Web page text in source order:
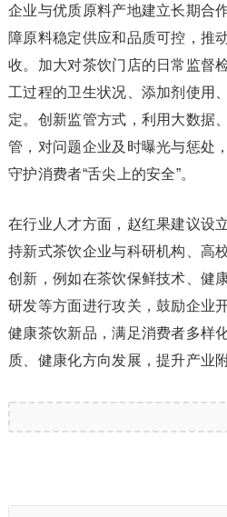
企业与优质原料产地建立长期合
障原料稳定供应和品质可控，推
收。加大对茶饮门店的日常监督
工过程的卫生状况、添加剂使用
定。创新监管方式，利用大数据
管，对问题企业及时曝光与惩处
守护消费者“舌尖上的安全”。
在行业人才方面，赵红果建议设
持新式茶饮企业与科研机构、高
创新，例如在茶饮保鲜技术、健
研发等方面进行攻关，鼓励企业
健康茶饮新品，满足消费者多样
质、健康化方向发展，提升产业